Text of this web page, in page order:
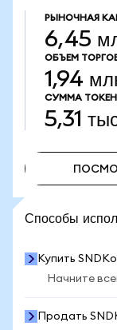
РЫНОЧНАЯ
6,45
ОБЪЕМ
1,94
СУММА
5,31
Способы
Купить
Начните
Продать